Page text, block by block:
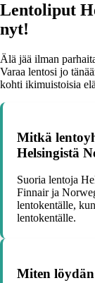
Lentoliput
nyt!
Älä jää ilman
Varaa lentosi jo
kohti ikimuistoisia
Mitkä
Helsingistä
Suoria lentoja
Finnair ja
lentokentälle,
lentokentälle.
Miten